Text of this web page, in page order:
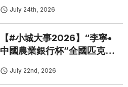
July 24th, 2026
【#小城大事2026】“李寧•
中國農業銀行杯”全國匹克球
July 22nd, 2026